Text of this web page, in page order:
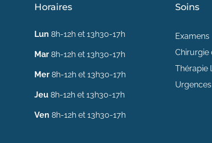
Horaires
Lun 8h-12h et 13h30-17h
Mar8h-12h et 13h30-17h
Mer8h-12h et 13h30-17h
Jeu8h-12h et 13h30-17h
Ven 8h-12h et 13h30-17h
Soins
Examens
Chirurgie
Thérapie
Urgences